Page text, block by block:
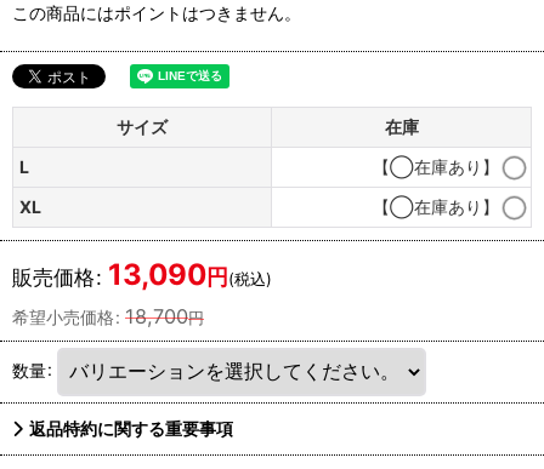
この商品にはポイントはつきません。
サイズ
在庫
L
【◯在庫あり】
XL
【◯在庫あり】
販売価格: 13,090円(税込)
希望小売価格: 18,700円
数量:
返品特約に関する重要事項